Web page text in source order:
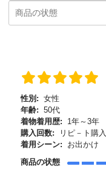
性別: 女性
年齢: 50代
着物着用歴:
1年～3年
購入回数:
リピ－ト購入
着用シーン:
お出かけ
商品の状態